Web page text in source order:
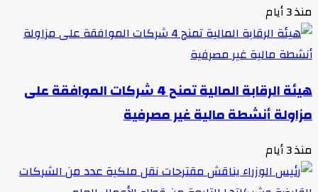
منذ 3 أيام
هيئة الرقابة المالية تمنح 4 شركات الموافقة على
مزاولة أنشطة مالية غير مصرفية
منذ 3 أيام